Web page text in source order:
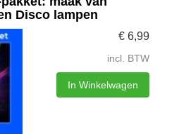
Disco lampen
€ 6,99
incl. BTW
In Winkelwagen